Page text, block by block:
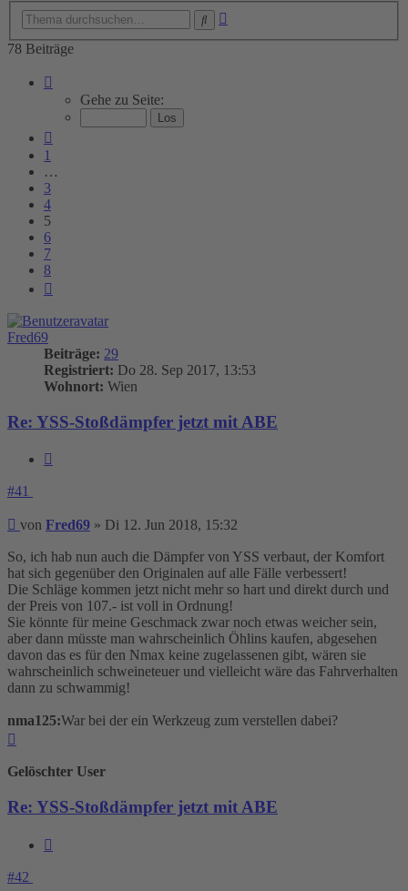
78 Beiträge
von
Gehe zu Seite:
1
…
3
4
5
6
7
8
Fred69
Beiträge: 29
Registriert: Do 28. Sep 2017, 13:53
Wohnort: Wien
Re: YSS-Stoßdämpfer jetzt mit ABE
#41
Beitrag
von Fred69 » Di 12. Jun 2018, 15:32
So, ich hab nun auch die Dämpfer von YSS verbaut, der Komfort
hat sich gegenüber den Originalen auf alle Fälle verbessert!
Die Schläge kommen jetzt nicht mehr so hart und direkt durch und
der Preis von 107.- ist voll in Ordnung!
Sie könnte für meine Geschmack zwar noch etwas weicher sein,
aber dann müsste man wahrscheinlich Öhlins kaufen, abgesehen
davon das es für den Nmax keine zugelassenen gibt, wären sie
wahrscheinlich schweineteuer und vielleicht wäre das Fahrverhalten
dann zu schwammig!
nma125:War bei der ein Werkzeug zum verstellen dabei?
Gelöschter User
Re: YSS-Stoßdämpfer jetzt mit ABE
#42